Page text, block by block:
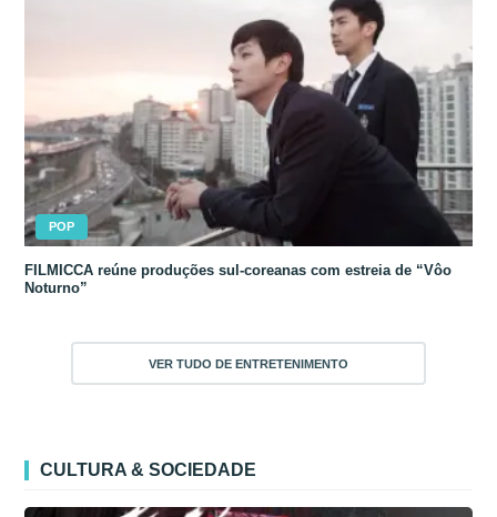
POP
FILMICCA reúne produções sul-coreanas com estreia de “Vôo
Noturno”
VER TUDO DE ENTRETENIMENTO
CULTURA & SOCIEDADE